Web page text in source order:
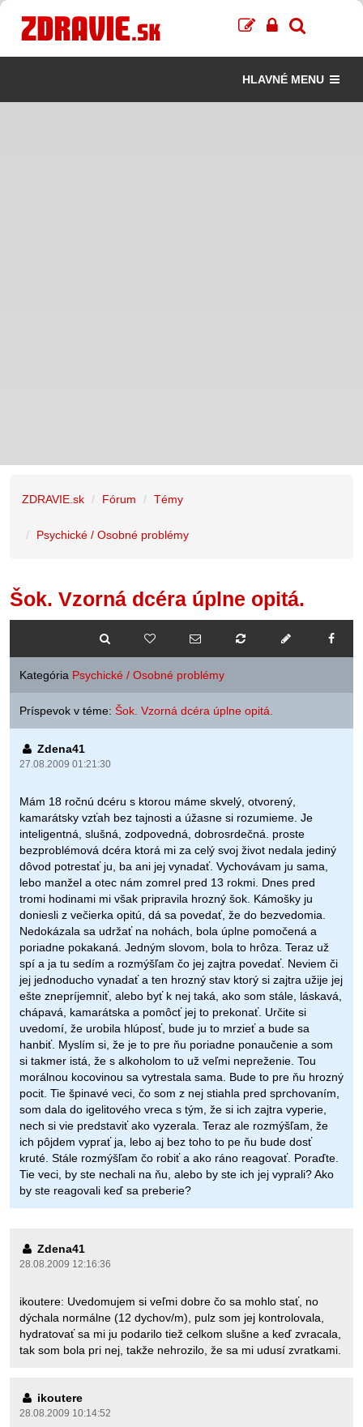
HLAVNÉ MENU
ZDRAVIE.sk Fórum Témy
Psychické / Osobné problémy
Šok. Vzorná dcéra úplne opitá.
Kategória Psychické / Osobné problémy
Príspevok v téme: Šok. Vzorná dcéra úplne opitá.
Zdena41
27.08.2009 01:21:30
Mám 18 ročnú dcéru s ktorou máme skvelý, otvorený,
kamarátsky vzťah bez tajnosti a úžasne si rozumieme. Je
inteligentná, slušná, zodpovedná, dobrosrdečná. proste
bezproblémová dcéra ktorá mi za celý svoj život nedala jediný
dôvod potrestať ju, ba ani jej vynadať. Vychovávam ju sama,
lebo manžel a otec nám zomrel pred 13 rokmi. Dnes pred
tromi hodinami mi však pripravila hrozný šok. Kámošky ju
doniesli z večierka opitú, dá sa povedať, že do bezvedomia.
Nedokázala sa udržať na nohách, bola úplne pomočená a
poriadne pokakaná. Jedným slovom, bola to hrôza. Teraz už
spí a ja tu sedím a rozmýšľam čo jej zajtra povedať. Neviem či
jej jednoducho vynadať a ten hrozný stav ktorý si zajtra užije jej
ešte znepríjemniť, alebo byť k nej taká, ako som stále, láskavá,
chápavá, kamarátska a pomôcť jej to prekonať. Určite si
uvedomí, že urobila hlúposť, bude ju to mrzieť a bude sa
hanbiť. Myslím si, že je to pre ňu poriadne ponaučenie a som
si takmer istá, že s alkoholom to už veľmi nepreženie. Tou
morálnou kocovinou sa vytrestala sama. Bude to pre ňu hrozný
pocit. Tie špinavé veci, čo som z nej stiahla pred sprchovaním,
som dala do igelitového vreca s tým, že si ich zajtra vyperie,
nech si vie predstaviť ako vyzerala. Teraz ale rozmýšľam, že
ich pôjdem vyprať ja, lebo aj bez toho to pe ňu bude dosť
kruté. Stále rozmýšľam čo robiť a ako ráno reagovať. Poraďte.
Tie veci, by ste nechali na ňu, alebo by ste ich jej vyprali? Ako
by ste reagovali keď sa preberie?
Zdena41
28.08.2009 12:16:36
ikoutere: Uvedomujem si veľmi dobre čo sa mohlo stať, no
dýchala normálne (12 dychov/m), pulz som jej kontrolovala,
hydratovať sa mi ju podarilo tiež celkom slušne a keď zvracala,
tak som bola pri nej, takže nehrozilo, že sa mi udusí zvratkami.
ikoutere
28.08.2009 10:14:52